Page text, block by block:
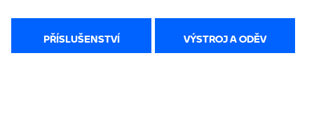
PŘÍSLUŠENSTVÍ VÝSTROJ A ODĚV